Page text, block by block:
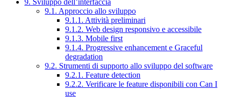
9. Sviluppo dell’interfaccia
9.1. Approccio allo sviluppo
9.1.1. Attività preliminari
9.1.2. Web design responsivo e accessibile
9.1.3. Mobile first
9.1.4. Progressive enhancement e Graceful
degradation
9.2. Strumenti di supporto allo sviluppo del software
9.2.1. Feature detection
9.2.2. Verificare le feature disponibili con Can I
use